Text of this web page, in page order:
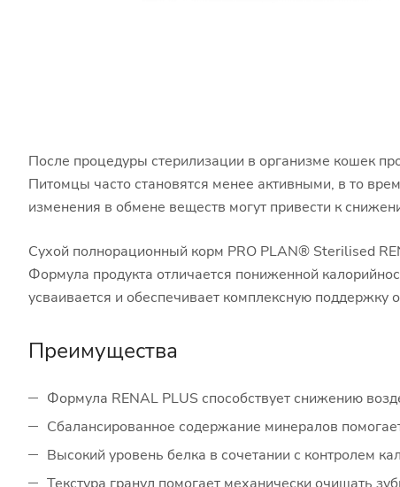
После процедуры стерилизации в организме кошек
Питомцы часто становятся менее активными, в то
изменения в обмене веществ могут привести к
Сухой полнорационный корм PRO PLAN® Sterilised
Формула продукта отличается пониженной
усваивается и обеспечивает комплексную
Преимущества
Формула RENAL PLUS способствует снижению
Сбалансированное содержание минералов
Высокий уровень белка в сочетании с контролем